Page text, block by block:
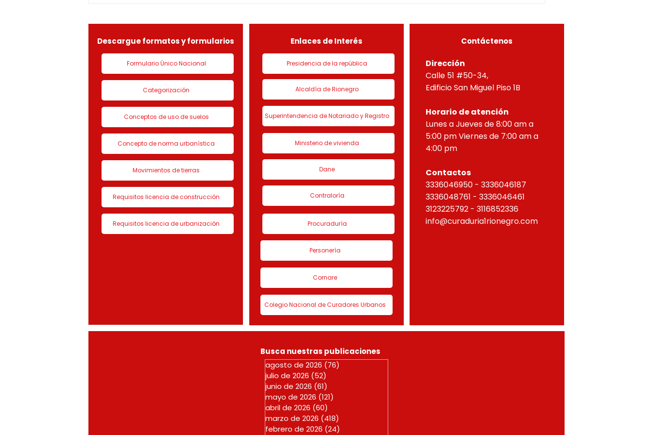
LICENCIA DE CON
de urbanización 1 denominado
HORIZONTAL, correspondien
Descargue formatos y formularios
Formulario Único Nacional
Categorización
Conceptos de uso de suelos
Concepto de norma urbanística
Movimientos de tierras
Requisitos licencia de construcción
Requisitos licencia de urbanización
Enlaces de Interés
Presidencia de la república
Alcaldía de Rionegro
Superintendencia de Notariado y Registro
Ministerio de vivienda
Dane
Contraloría
Procuraduría
Personería
Cornare
Colegio Nacional de Curadores Urbanos
Contáctenos
Dirección
Calle 51 #50-34,
Edificio San Miguel Piso 1B
Horario de atención
Lunes a Jueves de 8:00 am a
5:00 pm Viernes de 7:00 am a
4:00 pm
Contactos
3336046950 - 3336046187
3336048761 - 3336046461
3123225792 - 3116852336
info@curaduria1rionegro.com
Busca nuestras publicaciones
agosto de 2026 (76)
julio de 2026 (52)
junio de 2026 (61)
mayo de 2026 (121)
abril de 2026 (60)
marzo de 2026 (418)
febrero de 2026 (24)